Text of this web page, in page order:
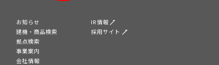
お知らせ
建機・商品検索
拠点検索
事業案内
会社情報
IR情報
採用サイト